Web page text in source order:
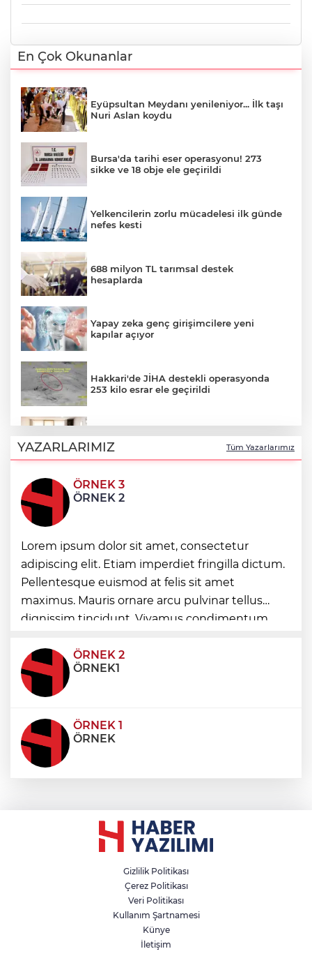
En Çok Okunanlar
Eyüpsultan Meydanı yenileniyor... İlk taşı
Nuri Aslan koydu
Bursa'da tarihi eser operasyonu! 273
sikke ve 18 obje ele geçirildi
Yelkencilerin zorlu mücadelesi ilk günde
nefes kesti
688 milyon TL tarımsal destek
hesaplarda
Yapay zeka genç girişimcilere yeni
kapılar açıyor
Hakkari'de JİHA destekli operasyonda
253 kilo esrar ele geçirildi
nezaket ziyareti
İstanbul Maltepe’de çocuklar kitapların
renkli dünyasında
Edirne Keşan’dan Elazığ'a gönül köprüsü
Bursa Tabip Odası: Hekimlik 5 dakikaya
sığmaz
YAZARLARIMIZ Tüm Yazarlarımız
ÖRNEK 3
ÖRNEK 2
Lorem ipsum dolor sit amet, consectetur
adipiscing elit. Etiam imperdiet fringilla dictum.
Pellentesque euismod at felis sit amet
maximus. Mauris ornare arcu pulvinar tellus
dignissim tincidunt. Vivamus condimentum
condimentum eros et, faucibus sapien. Praese
ÖRNEK 2
ÖRNEK1
ÖRNEK 1
ÖRNEK
Gizlilik Politikası
Çerez Politikası
Veri Politikası
Kullanım Şartnamesi
Künye
İletişim